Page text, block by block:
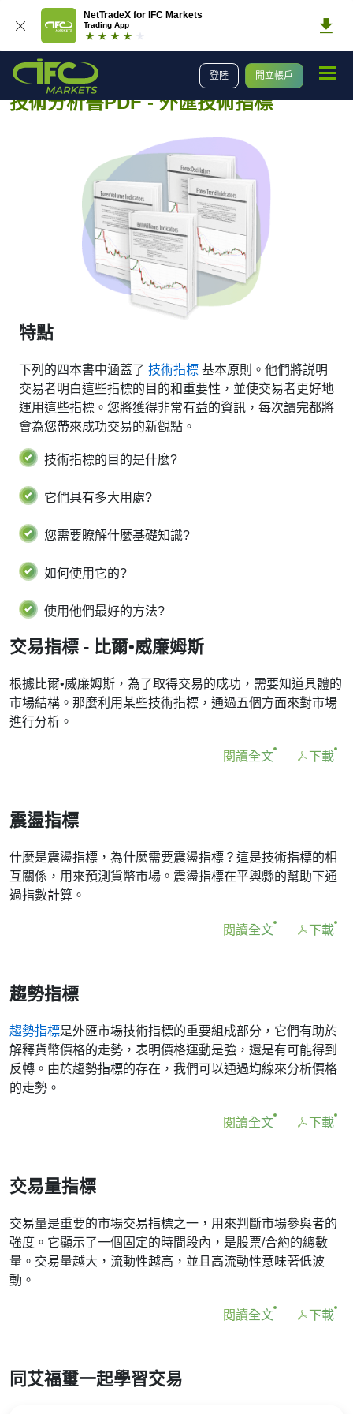
NetTradeX for IFC Markets
Trading App
登陸 開立帳戶
外匯教學 外匯市場
技術分析書PDF - 外匯技術指標
特點
下列的四本書中涵蓋了 技術指標 基本原則。他們將説明
交易者明白這些指標的目的和重要性，並使交易者更好地
運用這些指標。您將獲得非常有益的資訊，每次讀完都將
會為您帶來成功交易的新觀點。
技術指標的目的是什麼?
它們具有多大用處?
您需要瞭解什麼基礎知識?
如何使用它的?
使用他們最好的方法?
交易指標 - 比爾•威廉姆斯
根據比爾•威廉姆斯，為了取得交易的成功，需要知道具體的
市場結構。那麼利用某些技術指標，通過五個方面來對市場
進行分析。
閱讀全文 下載
震盪指標
什麼是震盪指標，為什麼需要震盪指標？這是技術指標的相
互關係，用來預測貨幣市場。震盪指標在平輿縣的幫助下通
過指數計算。
閱讀全文 下載
趨勢指標
趨勢指標是外匯市場技術指標的重要組成部分，它們有助於
解釋貨幣價格的走勢，表明價格運動是強，還是有可能得到
反轉。由於趨勢指標的存在，我們可以通過均線來分析價格
的走勢。
閱讀全文 下載
交易量指標
交易量是重要的市場交易指標之一，用來判斷市場參與者的
強度。它顯示了一個固定的時間段內，是股票/合約的總數
量。交易量越大，流動性越高，並且高流動性意味著低波
動。
閱讀全文 下載
同艾福璽一起學習交易